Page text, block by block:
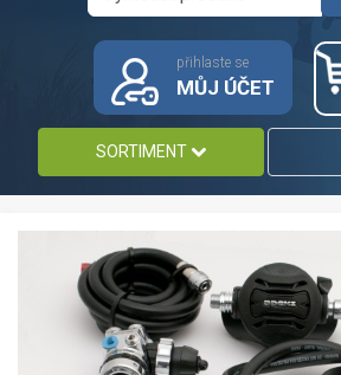
přihlaste se
MŮJ ÚČET
SORTIMENT